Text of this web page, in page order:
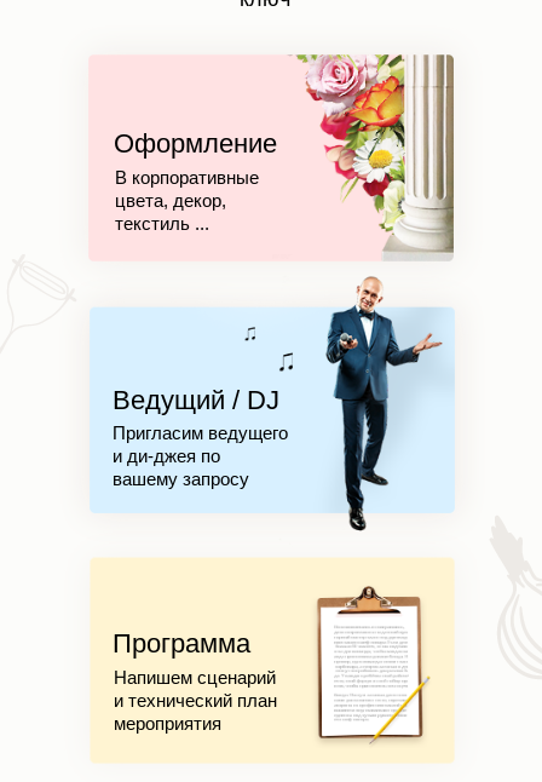
Оформление
В корпоративные
цвета, декор,
текстиль ...
Ведущий / DJ
Пригласим ведущего
и ди-джея по
вашему запросу
Программа
Напишем сценарий
и технический план
мероприятия